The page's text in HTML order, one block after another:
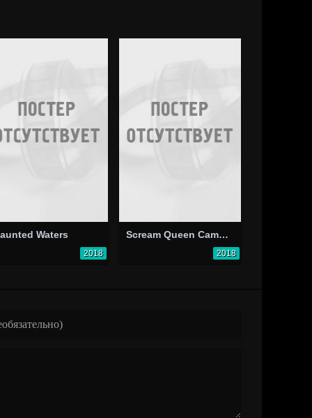
Waters
2018
Scream Queen Campfire
2018